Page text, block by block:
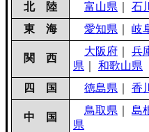
北 陸
富山県 石
東 海
愛知県 岐
関 西
大阪府 兵
県
和歌山県
四 国
徳島県 香
中 国
鳥取県 島
県